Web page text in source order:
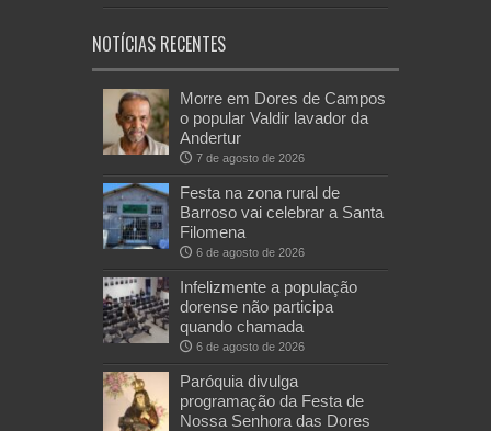
NOTÍCIAS RECENTES
Morre em Dores de Campos
o popular Valdir lavador da
Andertur
7 de agosto de 2026
Festa na zona rural de
Barroso vai celebrar a Santa
Filomena
6 de agosto de 2026
Infelizmente a população
dorense não participa
quando chamada
6 de agosto de 2026
Paróquia divulga
programação da Festa de
Nossa Senhora das Dores